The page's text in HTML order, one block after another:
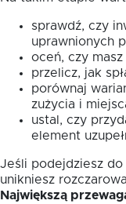
sprawdź, czy
uprawnionych
oceń, czy
przelicz, jak
porównaj
zużycia i
ustal, czy
element
Jeśli podejdziesz
unikniesz
Największą